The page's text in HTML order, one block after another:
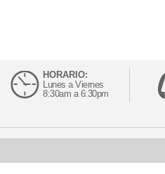
HORARIO:
Lunes a Viernes
8:30am a 6:30pm